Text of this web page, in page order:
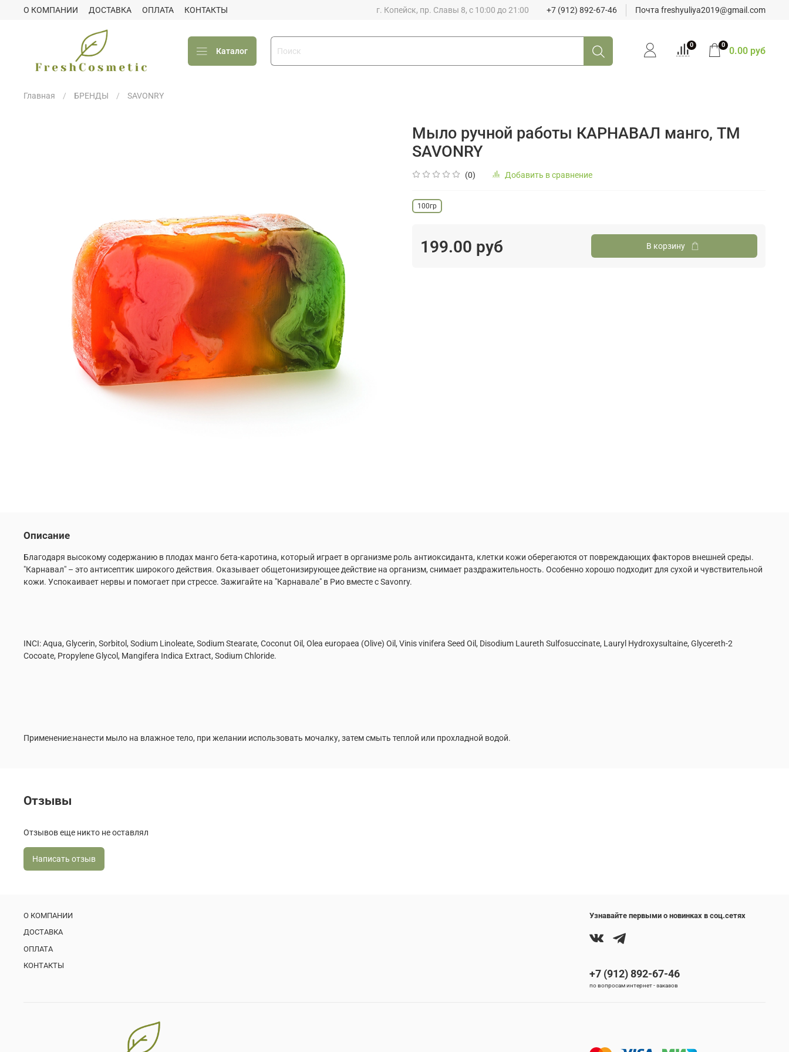
О КОМПАНИИ ДОСТАВКА ОПЛАТА КОНТАКТЫ г. Копейск, пр. Славы 8, с 10:00 до 21:00 +7 (912) 892-67-46 Почта freshyuliya2019@gmail.com
Каталог
0 0 0.00 руб
Главная БРЕНДЫ SAVONRY
Мыло ручной работы КАРНАВАЛ манго, ТМ
SAVONRY
(0) Добавить в сравнение
100гр
199.00 руб В корзину
Описание
Благодаря высокому содержанию в плодах манго бета-каротина, который играет в организме роль антиоксиданта, клетки кожи оберегаются от повреждающих факторов внешней среды.
"Карнавал" – это антисептик широкого действия. Оказывает общетонизирующее действие на организм, снимает раздражительность. Особенно хорошо подходит для сухой и чувствительной
кожи. Успокаивает нервы и помогает при стрессе. Зажигайте на "Карнавале" в Рио вместе с Savonry.
INCI: Aqua, Glycerin, Sorbitol, Sodium Linoleate, Sodium Stearate, Coconut Oil, Olea europaea (Olive) Oil, Vinis vinifera Seed Oil, Disodium Laureth Sulfosuccinate, Lauryl Hydroxysultaine, Glycereth-2
Cocoate, Propylene Glycol, Mangifera Indica Extract, Sodium Chloride.
Применение:нанести мыло на влажное тело, при желании использовать мочалку, затем смыть теплой или прохладной водой.
Отзывы
Отзывов еще никто не оставлял
Написать отзыв
О КОМПАНИИ
ДОСТАВКА
ОПЛАТА
КОНТАКТЫ
Узнавайте первыми о новинках в соц.сетях
+7 (912) 892-67-46
по вопросам интернет - заказов